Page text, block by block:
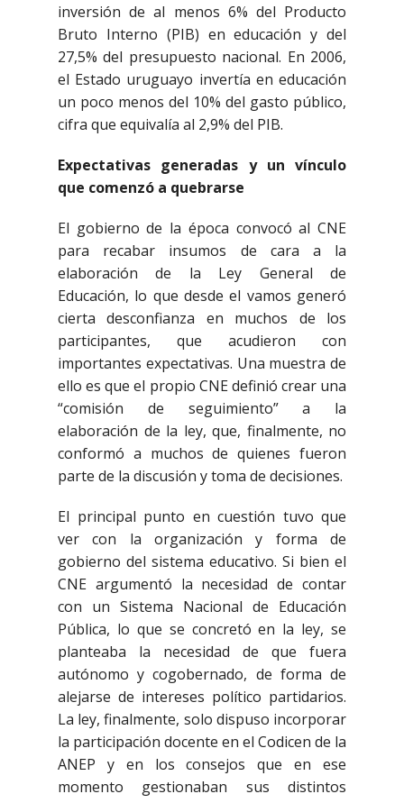
inversión de al menos 6% del Producto
Bruto Interno (PIB) en educación y del
27,5% del presupuesto nacional. En 2006,
el Estado uruguayo invertía en educación
un poco menos del 10% del gasto público,
cifra que equivalía al 2,9% del PIB.
Expectativas generadas y un vínculo
que comenzó a quebrarse
El gobierno de la época convocó al CNE
para recabar insumos de cara a la
elaboración de la Ley General de
Educación, lo que desde el vamos generó
cierta desconfianza en muchos de los
participantes, que acudieron con
importantes expectativas. Una muestra de
ello es que el propio CNE definió crear una
“comisión de seguimiento” a la
elaboración de la ley, que, finalmente, no
conformó a muchos de quienes fueron
parte de la discusión y toma de decisiones.
El principal punto en cuestión tuvo que
ver con la organización y forma de
gobierno del sistema educativo. Si bien el
CNE argumentó la necesidad de contar
con un Sistema Nacional de Educación
Pública, lo que se concretó en la ley, se
planteaba la necesidad de que fuera
autónomo y cogobernado, de forma de
alejarse de intereses político partidarios.
La ley, finalmente, solo dispuso incorporar
la participación docente en el Codicen de la
ANEP y en los consejos que en ese
momento gestionaban sus distintos